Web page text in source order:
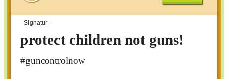
- Signatur -
protect children not guns!
#guncontrolnow